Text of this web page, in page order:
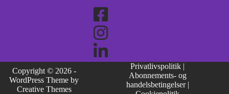
Copyright © 2026 -
WordPress Theme by
Creative Themes
Privatlivspolitik |
Abonnements- og
handelsbetingelser |